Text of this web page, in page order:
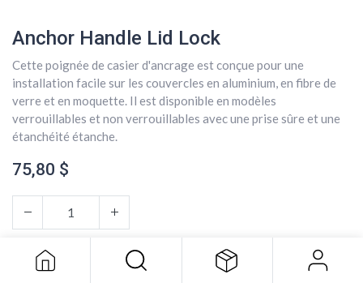
Anchor Handle Lid Lock
Cette poignée de casier d'ancrage est conçue pour une
installation facile sur les couvercles en aluminium, en fibre de
verre et en moquette. Il est disponible en modèles
verrouillables et non verrouillables avec une prise sûre et une
étanchéité étanche.
75,80 $
AJOUTER AU PANIER
Anchor Handle Lid Lock
75,80$